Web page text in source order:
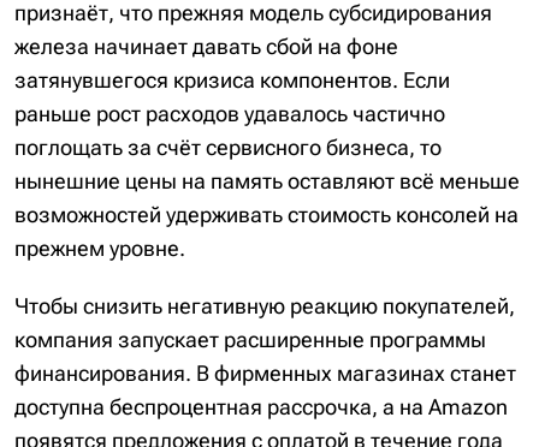
признаёт, что прежняя модель субсидирования
железа начинает давать сбой на фоне
затянувшегося кризиса компонентов. Если
раньше рост расходов удавалось частично
поглощать за счёт сервисного бизнеса, то
нынешние цены на память оставляют всё меньше
возможностей удерживать стоимость консолей на
прежнем уровне.
Чтобы снизить негативную реакцию покупателей,
компания запускает расширенные программы
финансирования. В фирменных магазинах станет
доступна беспроцентная рассрочка, а на Amazon
появятся предложения с оплатой в течение года